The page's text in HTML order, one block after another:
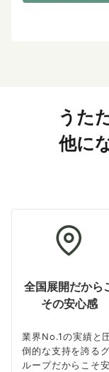
うた
他に
全国展開だから
その安心感
業界No.1の実績と
倒的な支持を誇るグ
ループだからこそ安